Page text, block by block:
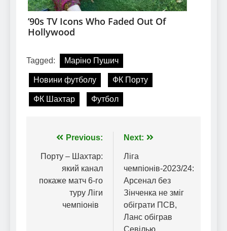
Tagged: Маріно Пушич
Новини футболу ФК Порту
ФК Шахтар Футбол
Навігація
записів
Previous:
Порту – Шахтар:
який канал
покаже матч 6-го
туру Ліги
чемпіонів
Next:
Ліга
чемпіонів-2023/24:
Арсенал без
Зінченка не зміг
обіграти ПСВ,
Ланс обіграв